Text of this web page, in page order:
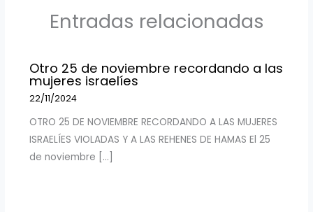
Entradas relacionadas
Otro 25 de noviembre recordando a las
mujeres israelíes
22/11/2024
OTRO 25 DE NOVIEMBRE RECORDANDO A LAS MUJERES
ISRAELÍES VIOLADAS Y A LAS REHENES DE HAMAS El 25
de noviembre […]